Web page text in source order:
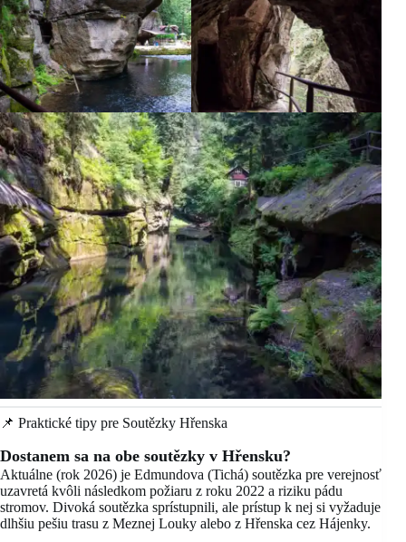
📌 Praktické tipy pre Soutězky Hřenska
Dostanem sa na obe soutězky v Hřensku?
Aktuálne (rok 2026) je Edmundova (Tichá) soutězka pre verejnosť
uzavretá kvôli následkom požiaru z roku 2022 a riziku pádu
stromov. Divoká soutězka sprístupnili, ale prístup k nej si vyžaduje
dlhšiu pešiu trasu z Meznej Louky alebo z Hřenska cez Hájenky.